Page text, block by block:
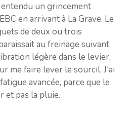
entendu un grincement
en arrivant à La Grave. Le
de deux ou trois
au freinage suivant.
légère dans le levier,
me faire lever le sourcil. J'ai
avancée, parce que le
et pas la pluie.